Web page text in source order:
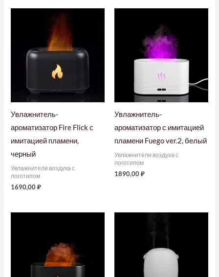
Увлажнитель-
ароматизатор Fire Flick с
имитацией пламени,
черный
Увлажнители воздуха с
логотипом
1690,00₽
Увлажнитель-
ароматизатор с имитацией
пламени Fuego ver.2, белый
Увлажнители воздуха с
логотипом
1890,00₽